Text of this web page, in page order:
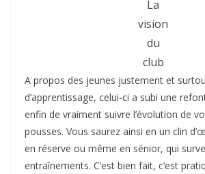
La
vision
du
club
A propos des jeunes justement et
d’apprentissage, celui-ci a subi une
enfin de vraiment suivre l’évolution de
pousses. Vous saurez ainsi en un clin
en réserve ou même en sénior, qui
entraînements. C’est bien fait, c’est